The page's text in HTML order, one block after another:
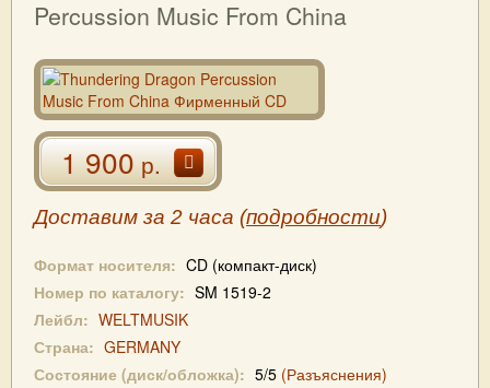
Percussion Music From China
1 900р.
Доставим за 2 часа (подробности)
Формат носителя: CD (компакт-диск)
Номер по каталогу: SM 1519-2
Лейбл: WELTMUSIK
Страна: GERMANY
Состояние (диск/обложка): 5/5 (Разъяснения)